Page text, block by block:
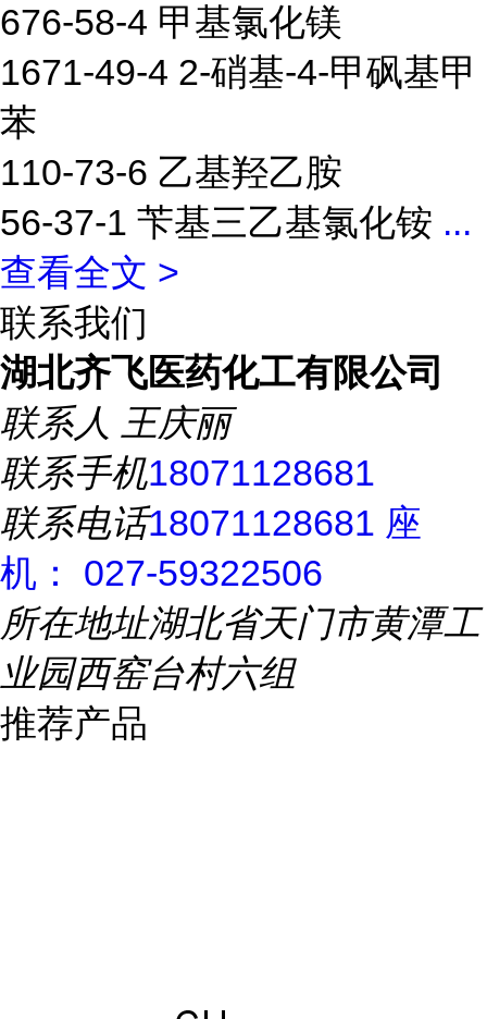
676-58-4 甲基氯化镁
1671-49-4 2-硝基-4-甲砜基甲
苯
110-73-6 乙基羟乙胺
56-37-1 苄基三乙基氯化铵 ...
查看全文 >
联系我们
湖北齐飞医药化工有限公司
联系人 王庆丽
联系手机18071128681
联系电话18071128681 座
机： 027-59322506
所在地址湖北省天门市黄潭工
业园西窑台村六组
推荐产品